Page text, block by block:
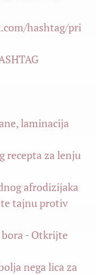
hashtag/pri
laminacija
recepta za lenju
afrodizijaka
tajnu protiv
- Otkrijte
nega lica za